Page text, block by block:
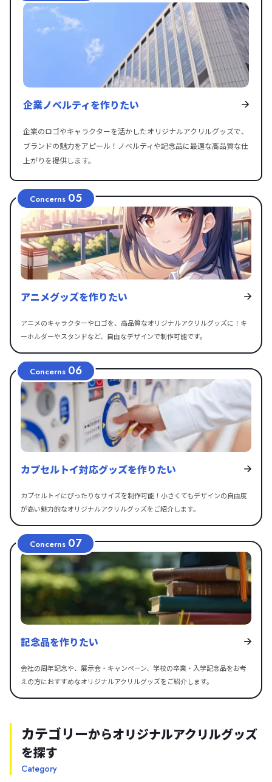
企業ノベルティを作りたい
企業のロゴやキャラクターを活かしたオリジナルアクリルグッズで、
ブランドの魅力をアピール！ノベルティや記念品に最適な高品質な仕
上がりを提供します。
Concerns 05
アニメグッズを作りたい
アニメのキャラクターやロゴを、高品質なオリジナルアクリルグッズに！キ
ーホルダーやスタンドなど、自由なデザインで制作可能です。
Concerns 06
カプセルトイ対応グッズを作りたい
カプセルトイにぴったりなサイズを制作可能！小さくてもデザインの自由度
が高い魅力的なオリジナルアクリルグッズをご紹介します。
Concerns 07
記念品を作りたい
会社の周年記念や、展示会・キャンペーン、学校の卒業・入学記念品をお考
えの方におすすめなオリジナルアクリルグッズをご紹介します。
カテゴリーからオリジナルアクリルグッズ
を探す
Category